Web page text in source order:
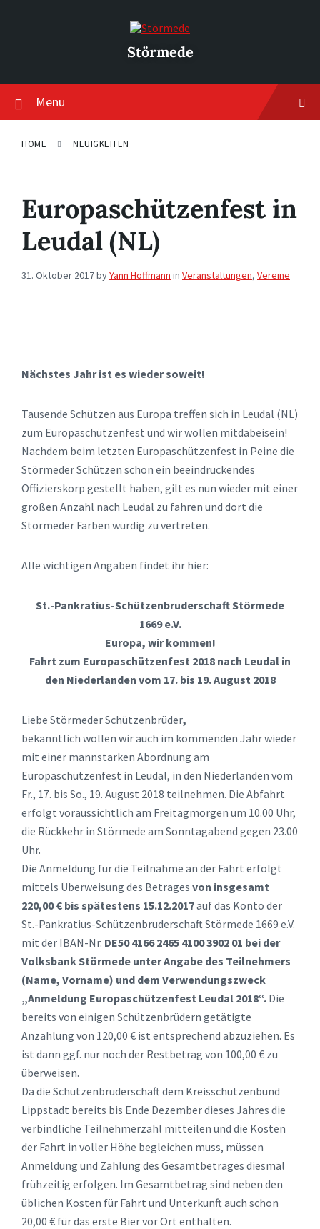
Störmede
Menu
HOME NEUIGKEITEN
Europaschützenfest in
Leudal (NL)
31. Oktober 2017byYann Hoffmann in Veranstaltungen, Vereine
Nächstes Jahr ist es wieder soweit!
Tausende Schützen aus Europa treffen sich in Leudal (NL)
zum Europaschützenfest und wir wollen mitdabeisein!
Nachdem beim letzten Europaschützenfest in Peine die
Störmeder Schützen schon ein beeindruckendes
Offizierskorp gestellt haben, gilt es nun wieder mit einer
großen Anzahl nach Leudal zu fahren und dort die
Störmeder Farben würdig zu vertreten.
Alle wichtigen Angaben findet ihr hier:
St.-Pankratius-Schützenbruderschaft Störmede
1669 e.V.
Europa, wir kommen!
Fahrt zum Europaschützenfest 2018 nach Leudal in
den Niederlanden vom 17. bis 19. August 2018
Liebe Störmeder Schützenbrüder,
bekanntlich wollen wir auch im kommenden Jahr wieder
mit einer mannstarken Abordnung am
Europaschützenfest in Leudal, in den Niederlanden vom
Fr., 17. bis So., 19. August 2018 teilnehmen. Die Abfahrt
erfolgt voraussichtlich am Freitagmorgen um 10.00 Uhr,
die Rückkehr in Störmede am Sonntagabend gegen 23.00
Uhr.
Die Anmeldung für die Teilnahme an der Fahrt erfolgt
mittels Überweisung des Betrages von insgesamt
220,00 € bis spätestens 15.12.2017auf das Konto der
St.-Pankratius-Schützenbruderschaft Störmede 1669 e.V.
mit der IBAN-Nr. DE50 4166 2465 4100 3902 01 bei der
Volksbank Störmede unter Angabe des Teilnehmers
(Name, Vorname) und dem Verwendungszweck
„Anmeldung Europaschützenfest Leudal 2018“. Die
bereits von einigen Schützenbrüdern getätigte
Anzahlung von 120,00 € ist entsprechend abzuziehen. Es
ist dann ggf. nur noch der Restbetrag von 100,00 € zu
überweisen.
Da die Schützenbruderschaft dem Kreisschützenbund
Lippstadt bereits bis Ende Dezember dieses Jahres die
verbindliche Teilnehmerzahl mitteilen und die Kosten
der Fahrt in voller Höhe begleichen muss, müssen
Anmeldung und Zahlung des Gesamtbetrages diesmal
frühzeitig erfolgen. Im Gesamtbetrag sind neben den
üblichen Kosten für Fahrt und Unterkunft auch schon
20,00 € für das erste Bier vor Ort enthalten.